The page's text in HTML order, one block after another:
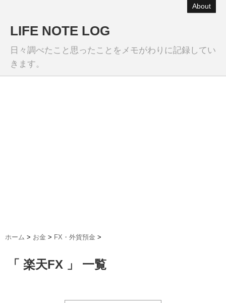
About
LIFE NOTE LOG
日々調べたこと思ったことをメモがわりに記録してい
きます。
ホーム > お金 > FX・外貨預金 >
「 楽天FX 」 一覧